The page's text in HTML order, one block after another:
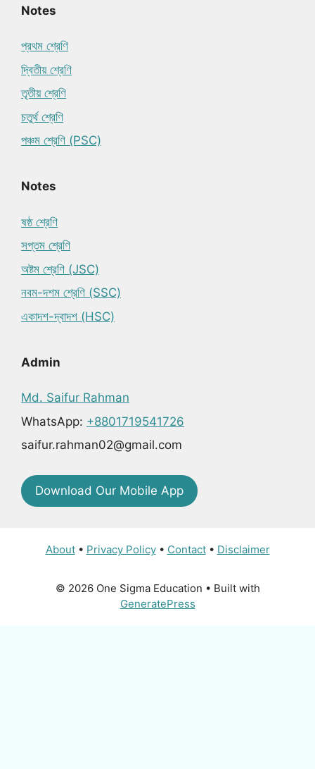
Notes
প্রথম শ্রেণি
দ্বিতীয় শ্রেণি
তৃতীয় শ্রেণি
চতুর্থ শ্রেণি
পঞ্চম শ্রেণি (PSC)
Notes
ষষ্ঠ শ্রেণি
সপ্তম শ্রেণি
অষ্টম শ্রেণি (JSC)
নবম-দশম শ্রেণি (SSC)
একাদশ-দ্বাদশ (HSC)
Admin
Md. Saifur Rahman
WhatsApp: +8801719541726
saifur.rahman02@gmail.com
Download Our Mobile App
About• Privacy Policy• Contact• Disclaimer
© 2026 One Sigma Education • Built with
GeneratePress